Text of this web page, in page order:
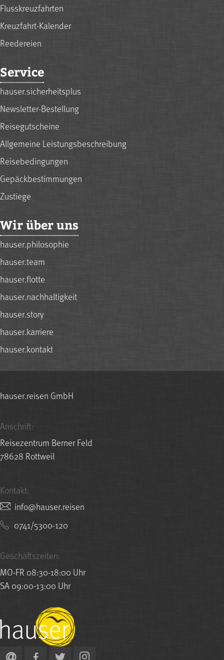
Flusskreuzfahrten
Kreuzfahrt-Kalender
Reedereien
Service
hauser.sicherheitsplus
Newsletter-Bestellung
Reisegutscheine
Allgemeine Leistungsbeschreibung
Reisebedingungen
Gepäckbestimmungen
Zustiege
Wir über uns
hauser.philosophie
hauser.team
hauser.flotte
hauser.nachhaltigkeit
hauser.story
hauser.karriere
hauser.kontakt
hauser.reisen GmbH
Anschrift:
Reisezentrum Berner Feld
78628 Rottweil
Kontakt:
nesier.resuah@ofni
0741/5300-120
Geschäftszeiten:
MO-FR 08:30-18:00 Uhr
SA 09:00-13:00 Uhr